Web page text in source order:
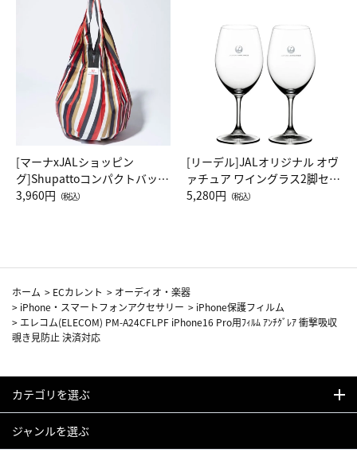
[マーナxJALショッピン
グ]Shupattoコンパクトバッグ
Drop JAL客室乗務員（LC）ス
3,960円 （税込）
[リーデル]JALオリジナル オヴ
ァチュア ワイングラス2脚セッ
ト（レッドワイン）
5,280円 （税込）
ホーム > ECカレント > オーディオ・楽器
> iPhone・スマートフォンアクセサリー > iPhone保護フィルム
> エレコム(ELECOM) PM-A24CFLPF iPhone16 Pro用ﾌｨﾙﾑ ｱﾝﾁｸﾞﾚｱ 衝撃吸収
覗き見防止 決済対応
カテゴリを選ぶ
ジャンルを選ぶ